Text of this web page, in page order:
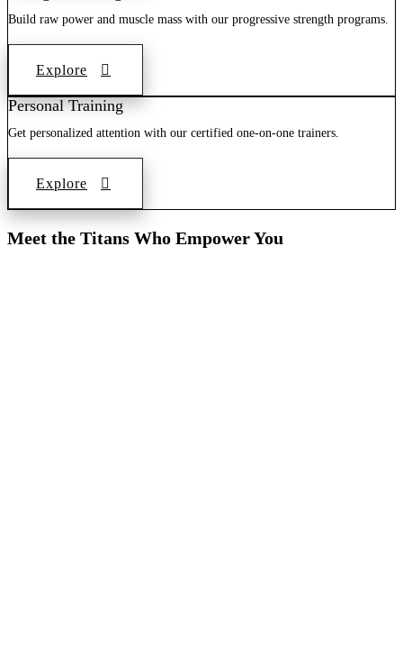
Build raw power and muscle mass with our progressive strength programs.
Explore
Personal Training
Get personalized attention with our certified one-on-one trainers.
Explore
Meet the Titans Who Empower You